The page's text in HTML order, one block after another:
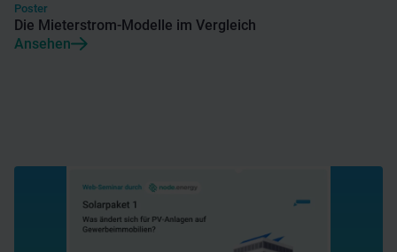
Poster
Die Mieterstrom-Modelle im Vergleich
Ansehen